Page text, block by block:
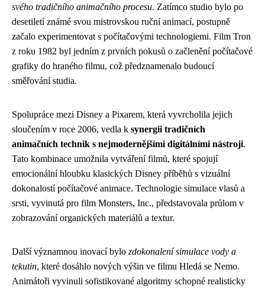
svého tradičního animačního procesu. Zatímco studio bylo po
desetiletí známé svou mistrovskou ruční animací, postupně
začalo experimentovat s počítačovými technologiemi. Film Tron
z roku 1982 byl jedním z prvních pokusů o začlenění počítačové
grafiky do hraného filmu, což předznamenalo budoucí
směřování studia.
Spolupráce mezi Disney a Pixarem, která vyvrcholila jejich
sloučením v roce 2006, vedla k synergii tradičních
animačních technik s nejmodernějšími digitálními nástroji.
Tato kombinace umožnila vytváření filmů, které spojují
emocionální hloubku klasických Disney příběhů s vizuální
dokonalostí počítačové animace. Technologie simulace vlasů a
srsti, vyvinutá pro film Monsters, Inc., představovala průlom v
zobrazování organických materiálů a textur.
Další významnou inovací bylo zdokonalení simulace vody a
tekutin, které dosáhlo nových výšin ve filmu Hledá se Nemo.
Animátoři vyvinuli sofistikované algoritmy schopné realisticky